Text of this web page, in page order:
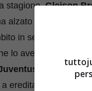
stagione,Gleison
alzato in maniera
in sede di
lo aveva in pugno
. La
ereditare il posto di